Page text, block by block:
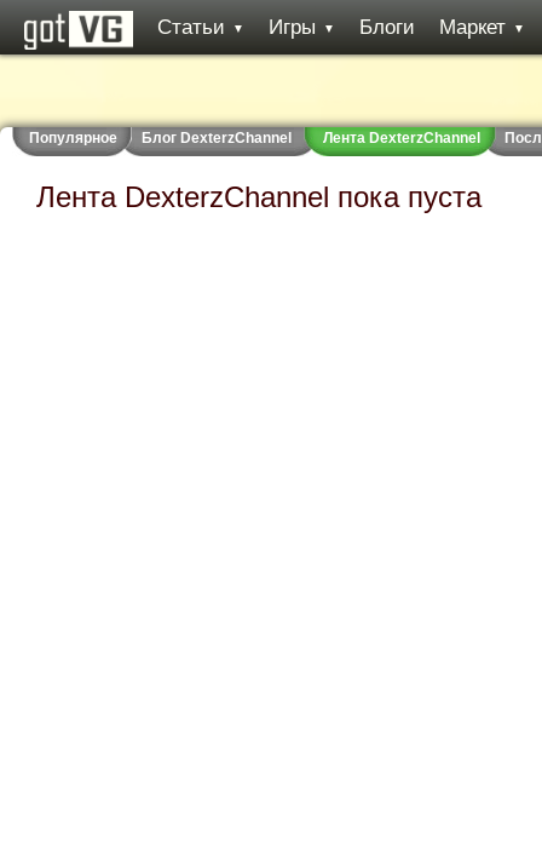
Статьи ▼ Игры ▼ Блоги Маркет ▼
Популярное Блог DexterzChannel Лента DexterzChannel
Лента DexterzChannel пока пуста